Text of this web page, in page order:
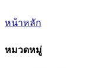
หน้าหลัก
หมวดหมู่